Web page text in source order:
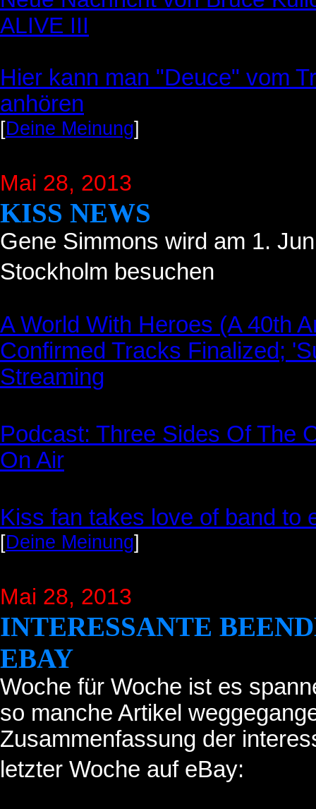
ALIVE III
Hier kann man "Deuce" vom
anhören
[Deine Meinung]
Mai 28, 2013
KISS NEWS
Gene Simmons wird am 1.
Stockholm besuchen
A World With Heroes (A 40th
Confirmed Tracks Finalized;
Streaming
Podcast: Three Sides Of The
On Air
Kiss fan takes love of band to
[Deine Meinung]
Mai 28, 2013
INTERESSANTE
EBAY
Woche für Woche ist es
so manche Artikel
Zusammenfassung der
letzter Woche auf eBay: